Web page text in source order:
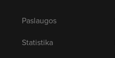
Paslaugos
Statistika